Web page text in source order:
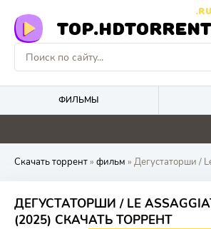
TOP.HDTORRENT
.RU
ФИЛЬМЫ
4.4 0 0
Скачать торрент» фильм » Дегустаторши /
ДЕГУСТАТОРШИ / LE
(2025) СКАЧАТЬ ТОРРЕНТ
6.278 6.5